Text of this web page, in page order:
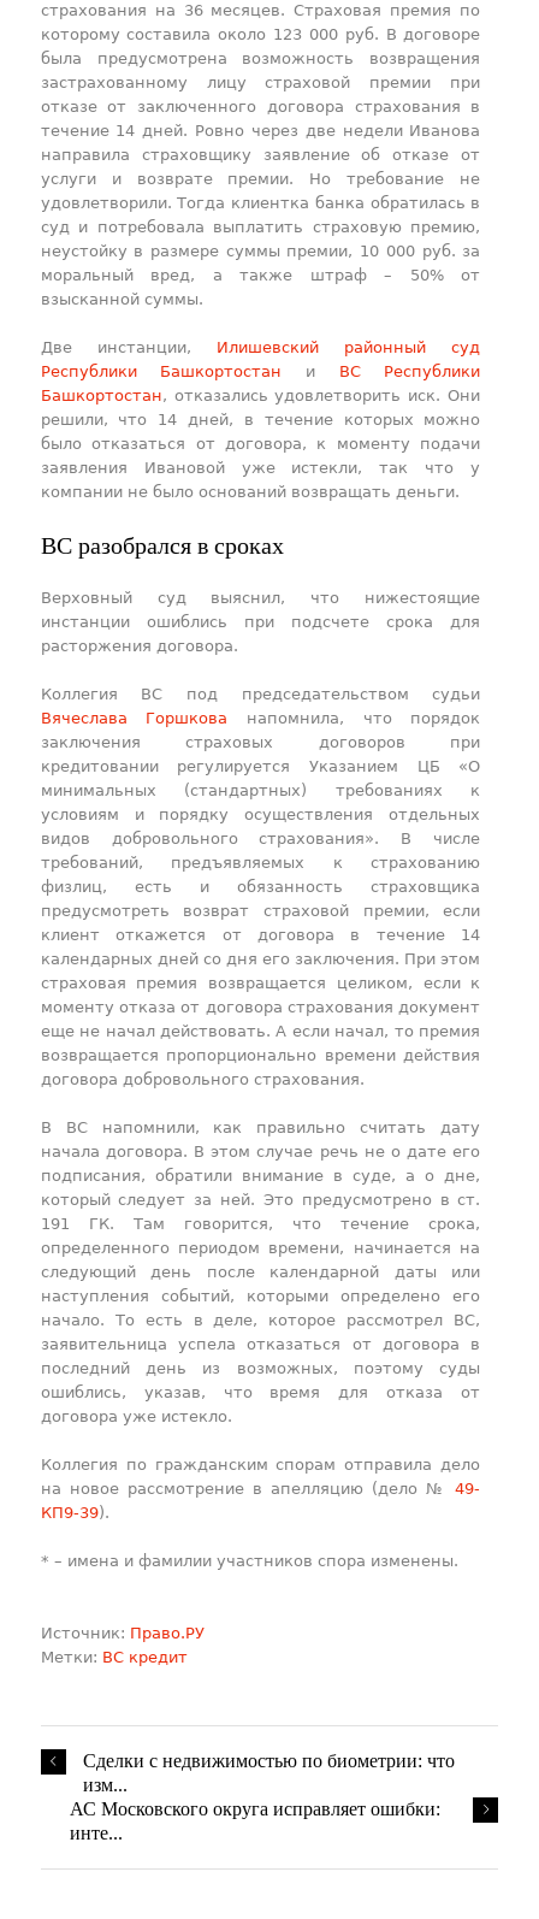
страхования на 36 месяцев. Страховая премия по
которому составила около 123 000 руб. В договоре
была предусмотрена возможность возвращения
застрахованному лицу страховой премии при
отказе от заключенного договора страхования в
течение 14 дней. Ровно через две недели Иванова
направила страховщику заявление об отказе от
услуги и возврате премии. Но требование не
удовлетворили. Тогда клиентка банка обратилась в
суд и потребовала выплатить страховую премию,
неустойку в размере суммы премии, 10 000 руб. за
моральный вред, а также штраф – 50% от
взысканной суммы.
Две инстанции, Илишевский районный суд
Республики Башкортостан и ВС Республики
Башкортостан, отказались удовлетворить иск. Они
решили, что 14 дней, в течение которых можно
было отказаться от договора, к моменту подачи
заявления Ивановой уже истекли, так что у
компании не было оснований возвращать деньги.
ВС разобрался в сроках
Верховный суд выяснил, что нижестоящие
инстанции ошиблись при подсчете срока для
расторжения договора.
Коллегия ВС под председательством судьи
Вячеслава Горшкова напомнила, что порядок
заключения страховых договоров при
кредитовании регулируется Указанием ЦБ «О
минимальных (стандартных) требованиях к
условиям и порядку осуществления отдельных
видов добровольного страхования». В числе
требований, предъявляемых к страхованию
физлиц, есть и обязанность страховщика
предусмотреть возврат страховой премии, если
клиент откажется от договора в течение 14
календарных дней со дня его заключения. При этом
страховая премия возвращается целиком, если к
моменту отказа от договора страхования документ
еще не начал действовать. А если начал, то премия
возвращается пропорционально времени действия
договора добровольного страхования.
В ВС напомнили, как правильно считать дату
начала договора. В этом случае речь не о дате его
подписания, обратили внимание в суде, а о дне,
который следует за ней. Это предусмотрено в ст.
191 ГК. Там говорится, что течение срока,
определенного периодом времени, начинается на
следующий день после календарной даты или
наступления событий, которыми определено его
начало. То есть в деле, которое рассмотрел ВС,
заявительница успела отказаться от договора в
последний день из возможных, поэтому суды
ошиблись, указав, что время для отказа от
договора уже истекло.
Коллегия по гражданским спорам отправила дело
на новое рассмотрение в апелляцию (дело №49-
КП9-39).
* – имена и фамилии участников спора изменены.
Источник: Право.РУ
Метки: ВС кредит
​Сделки с недвижимостью по биометрии: что
изм...
АС Московского округа исправляет ошибки:
инте...